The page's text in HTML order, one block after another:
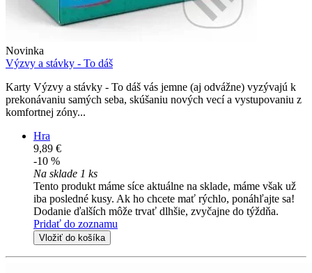
Novinka
Výzvy a stávky - To dáš
Karty Výzvy a stávky - To dáš vás jemne (aj odvážne) vyzývajú k
prekonávaniu samých seba, skúšaniu nových vecí a vystupovaniu z
komfortnej zóny...
Hra
9,89 €
-10 %
Na sklade 1 ks
Tento produkt máme síce aktuálne na sklade, máme však už
iba posledné kusy. Ak ho chcete mať rýchlo, ponáhľajte sa!
Dodanie ďalších môže trvať dlhšie, zvyčajne do týždňa.
Pridať do zoznamu
Vložiť do košíka